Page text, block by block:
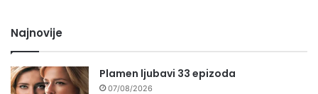
Najnovije
Plamen ljubavi 33 epizoda
07/08/2026